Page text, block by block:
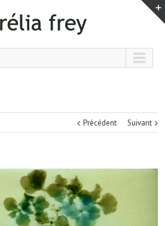
Précédent Suivant